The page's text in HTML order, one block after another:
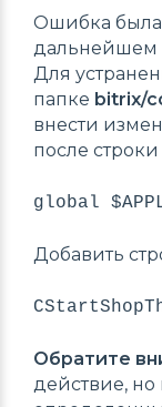
Ошибка была
дальнейшем
Для
папке bitrix/
внести
после строки
global
Добавить
Обратите
действие,